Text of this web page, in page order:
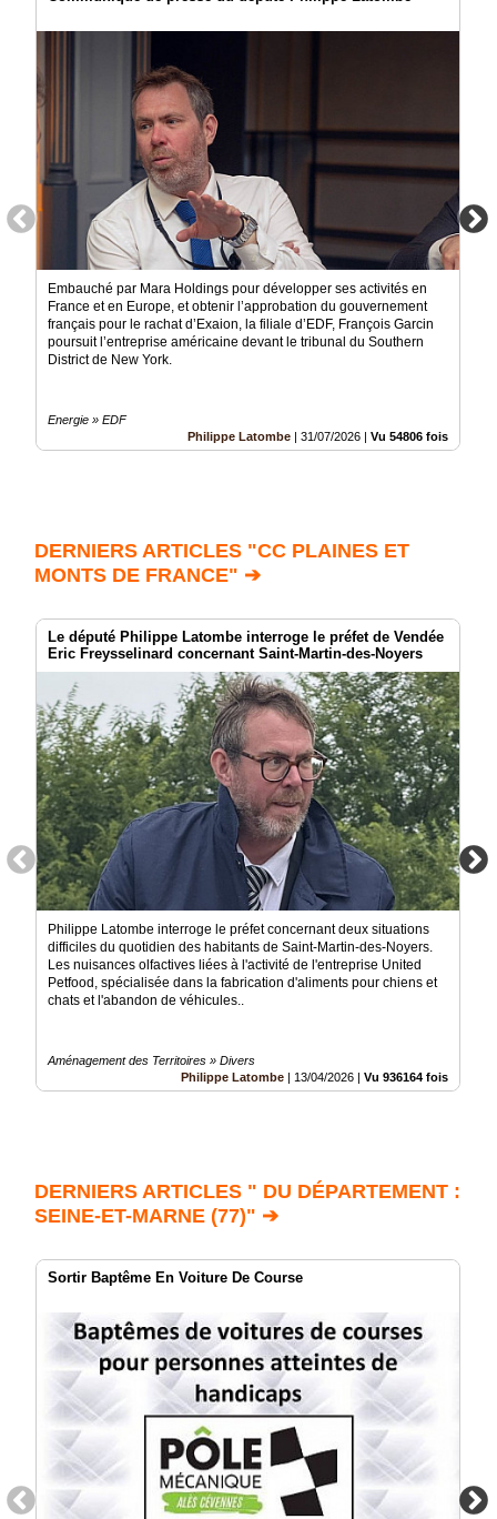
Embauché par Mara Holdings pour développer ses activités en
France et en Europe, et obtenir l’approbation du gouvernement
français pour le rachat d’Exaion, la filiale d’EDF, François Garcin
poursuit l’entreprise américaine devant le tribunal du Southern
District de New York.
Energie » EDF
Philippe Latombe | 31/07/2026 | Vu 54806 fois
DERNIERS ARTICLES "CC PLAINES ET
MONTS DE FRANCE" ➔
Le député Philippe Latombe interroge le préfet de Vendée
Eric Freysselinard concernant Saint-Martin-des-Noyers
Philippe Latombe interroge le préfet concernant deux situations
difficiles du quotidien des habitants de Saint-Martin-des-Noyers.
Les nuisances olfactives liées à l'activité de l'entreprise United
Petfood, spécialisée dans la fabrication d'aliments pour chiens et
chats et l'abandon de véhicules..
Aménagement des Territoires » Divers
Philippe Latombe
13/04/2026 Vu 936164 fois
DERNIERS ARTICLES " DU DÉPARTEMENT :
SEINE-ET-MARNE (77)" ➔
Sortir Baptême En Voiture De Course